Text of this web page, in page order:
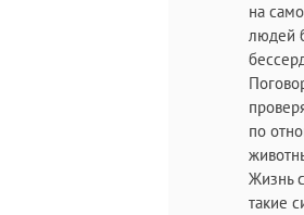
на
людей
по
Жизнь
такие